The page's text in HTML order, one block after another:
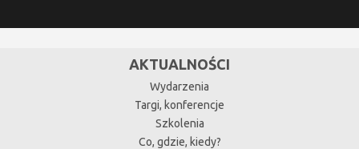
AKTUALNOŚCI
Wydarzenia
Targi, konferencje
Szkolenia
Co, gdzie, kiedy?